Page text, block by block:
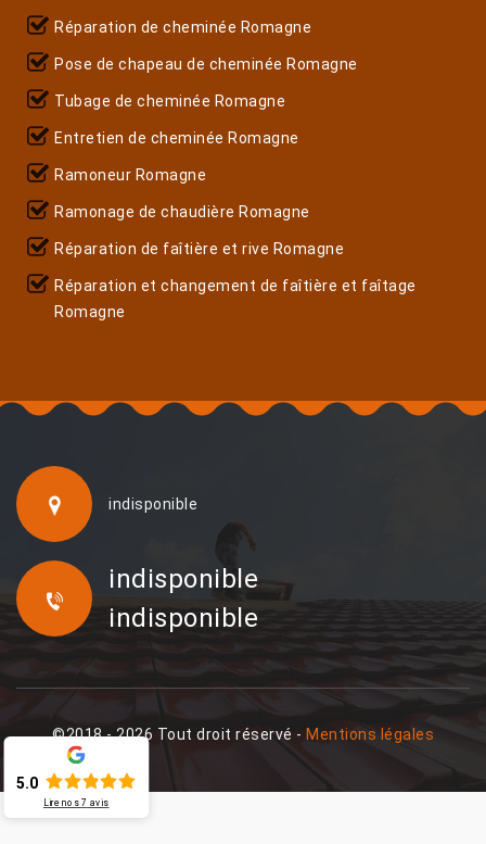
Réparation de cheminée Romagne
Pose de chapeau de cheminée Romagne
Tubage de cheminée Romagne
Entretien de cheminée Romagne
Ramoneur Romagne
Ramonage de chaudière Romagne
Réparation de faîtière et rive Romagne
Réparation et changement de faîtière et faîtage
Romagne
indisponible
indisponible
indisponible
©2018 - 2026 Tout droit réservé - Mentions légales
5.0
Lire nos 7 avis